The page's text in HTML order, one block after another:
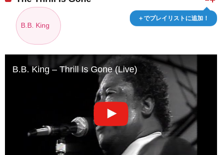
＋でプレイリストに追加！
B.B. King
B.B. King – Thrill Is Gone (Live)